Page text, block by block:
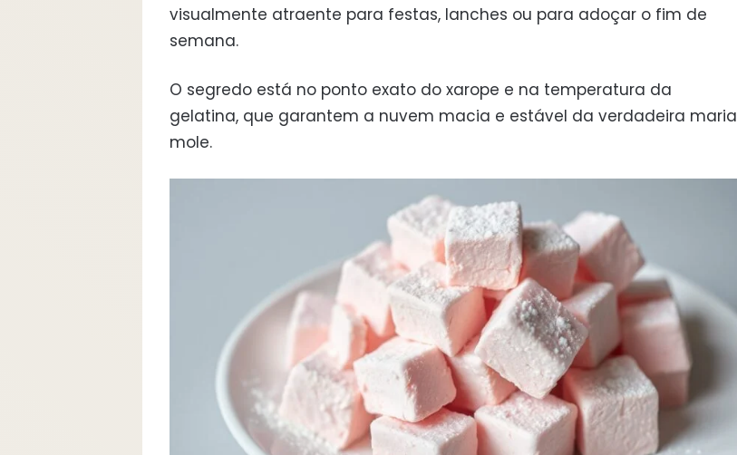
visualmente atraente para festas, lanches ou para adoçar o fim de
semana.
O segredo está no ponto exato do xarope e na temperatura da
gelatina, que garantem a nuvem macia e estável da verdadeira maria
mole.